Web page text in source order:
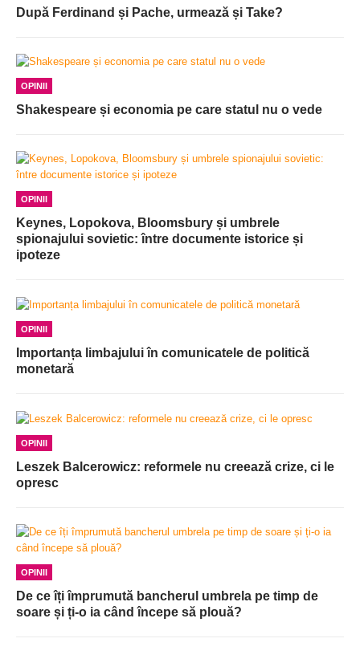
După Ferdinand și Pache, urmează și Take?
OPINII
Shakespeare și economia pe care statul nu o vede
OPINII
Keynes, Lopokova, Bloomsbury și umbrele
spionajului sovietic: între documente istorice și
ipoteze
OPINII
Importanța limbajului în comunicatele de politică
monetară
OPINII
Leszek Balcerowicz: reformele nu creează crize, ci le
opresc
OPINII
De ce îți împrumută bancherul umbrela pe timp de
soare și ți-o ia când începe să plouă?